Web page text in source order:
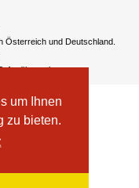
um Ihnen
zu bieten.
Österreich und Deutschland.